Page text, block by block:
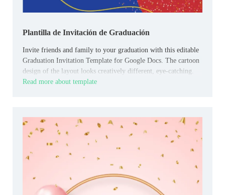
Plantilla de Invitación de Graduación
Invite friends and family to your graduation with this editable
Graduation Invitation Template for Google Docs. The cartoon
design of the layout looks creatively different, eye-catching.
Read more about template